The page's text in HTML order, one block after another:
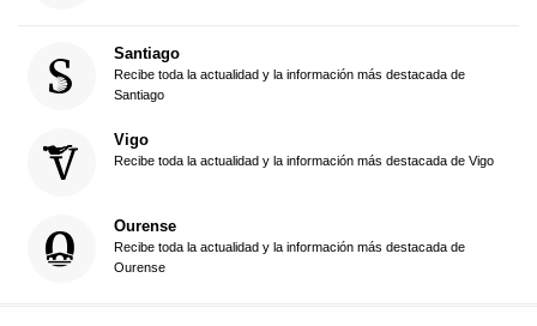
Santiago
Recibe toda la actualidad y la información más destacada de
Santiago
Vigo
Recibe toda la actualidad y la información más destacada de Vigo
Ourense
Recibe toda la actualidad y la información más destacada de
Ourense